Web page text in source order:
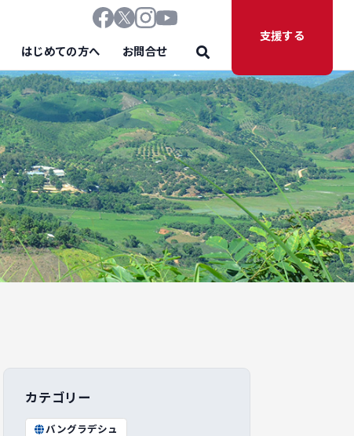
はじめての方へ お問合せ
支援する
カテゴリー
バングラデシュ